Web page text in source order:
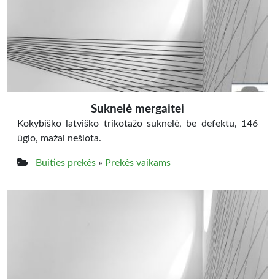
Suknelė mergaitei
Kokybiško latviško trikotažo suknelė, be defektu, 146
ūgio, mažai nešiota.
Buities prekės » Prekės vaikams